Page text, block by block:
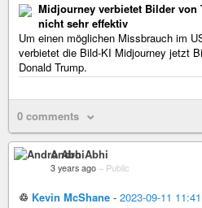
Midjourney verbietet Bilder von
nicht sehr effektiv
Um einen möglichen Missbrauch im
verbietet die Bild-KI Midjourney jetzt
Donald Trump.
0 comments
Andro Abhi
3 years ago – Public
♲ Kevin McShane - 2023-09-11